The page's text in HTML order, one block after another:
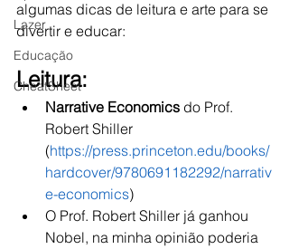
Lazer
Educação
CheatSheet
algumas dicas de leitura e arte para se
divertir e educar:
Leitura:
Narrative Economics do Prof.
Robert Shiller
(https://press.princeton.edu/books/
hardcover/9780691182292/narrativ
e-economics)
O Prof. Robert Shiller já ganhou
Nobel, na minha opinião poderia